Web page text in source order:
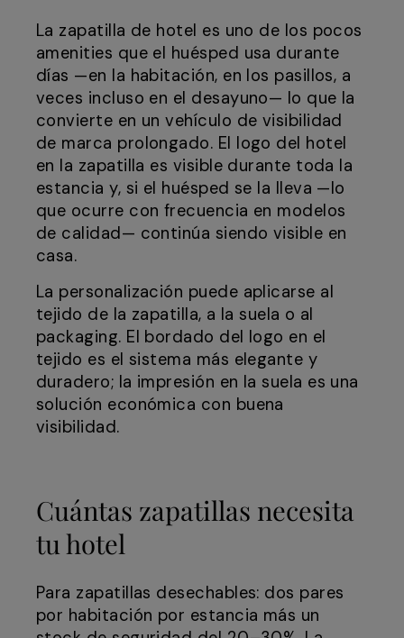
La zapatilla de hotel es uno de los pocos
amenities que el huésped usa durante
días —en la habitación, en los pasillos, a
veces incluso en el desayuno— lo que la
convierte en un vehículo de visibilidad
de marca prolongado. El logo del hotel
en la zapatilla es visible durante toda la
estancia y, si el huésped se la lleva —lo
que ocurre con frecuencia en modelos
de calidad— continúa siendo visible en
casa.
La personalización puede aplicarse al
tejido de la zapatilla, a la suela o al
packaging. El bordado del logo en el
tejido es el sistema más elegante y
duradero; la impresión en la suela es una
solución económica con buena
visibilidad.
Cuántas zapatillas necesita
tu hotel
Para zapatillas desechables: dos pares
por habitación por estancia más un